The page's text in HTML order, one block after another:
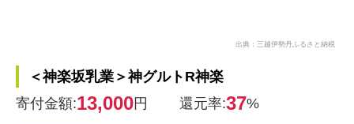
出典：三越伊勢丹ふるさと納税
＜神楽坂乳業＞神グルトR神楽
寄付金額:13,000円 還元率:37%